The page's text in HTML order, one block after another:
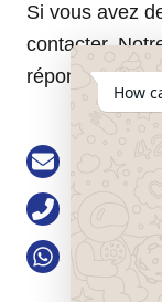
Si vous avez
contacter.
répondre à
How